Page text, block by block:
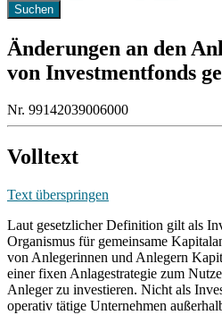
Änderungen an den
von Investmentfonds
Nr. 99142039006000
Volltext
Text überspringen
Laut gesetzlicher Definition gilt als
Organismus für gemeinsame
von Anlegerinnen und Anlegern
einer fixen Anlagestrategie zum
Anleger zu investieren. Nicht als
operativ tätige Unternehmen